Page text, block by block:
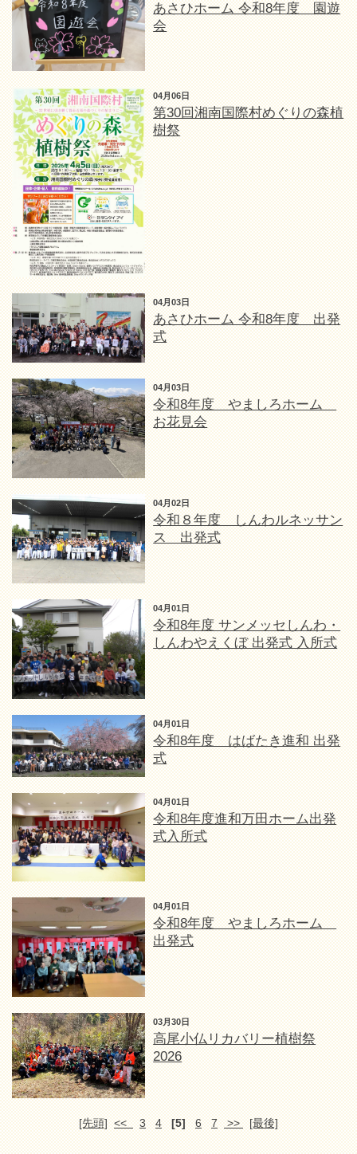
あさひホーム 令和8年度 園遊
会
04月06日
第30回湘南国際村めぐりの森植
樹祭
04月03日
あさひホーム 令和8年度 出発
式
04月03日
令和8年度 やましろホーム
お花見会
04月02日
令和８年度 しんわルネッサン
ス 出発式
04月01日
令和8年度 サンメッセしんわ・
しんわやえくぼ 出発式 入所式
04月01日
令和8年度 はばたき進和 出発
式
04月01日
令和8年度進和万田ホーム出発
式入所式
04月01日
令和8年度 やましろホーム
出発式
03月30日
高尾小仏リカバリー植樹祭
2026
[先頭] << 3 4 [5] 6 7 >> [最後]